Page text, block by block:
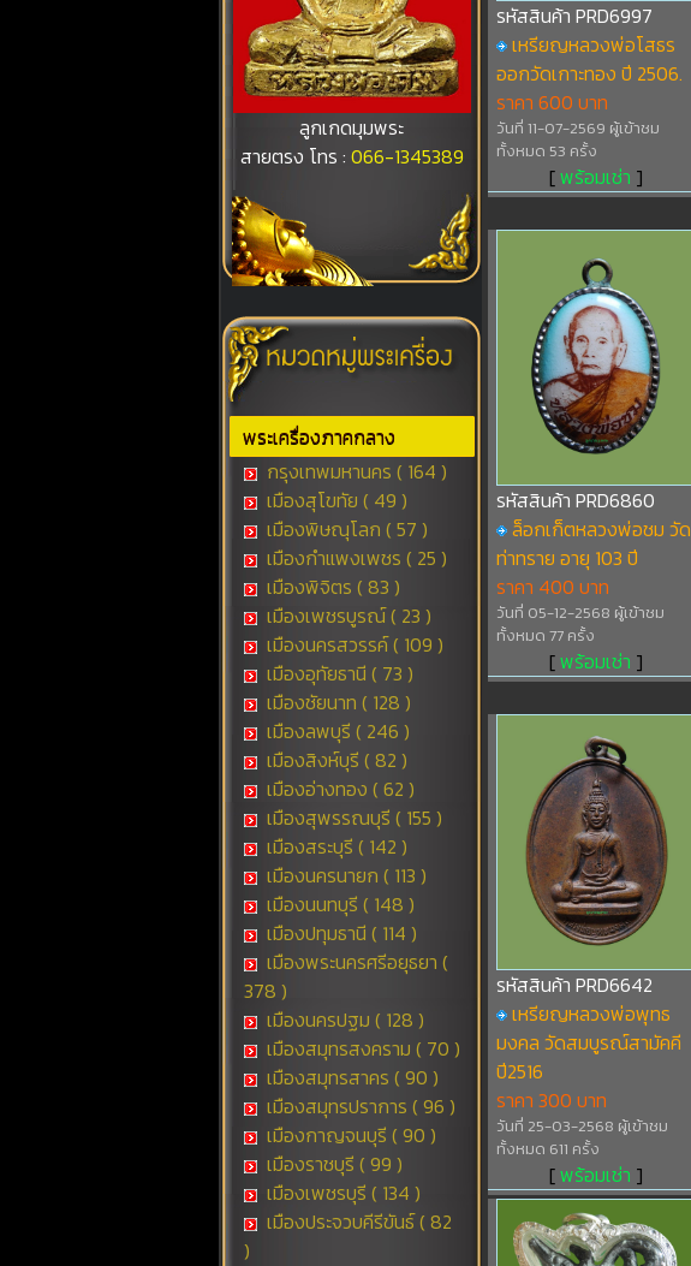
ลูกเกดมุมพระ
สายตรง โทร : 066-1345389
พระเครื่องภาคกลาง
กรุงเทพมหานคร ( 164 )
เมืองสุโขทัย ( 49 )
เมืองพิษณุโลก ( 57 )
เมืองกำแพงเพชร ( 25 )
เมืองพิจิตร ( 83 )
เมืองเพชรบูรณ์ ( 23 )
เมืองนครสวรรค์ ( 109 )
เมืองอุทัยธานี ( 73 )
เมืองชัยนาท ( 128 )
เมืองลพบุรี ( 246 )
เมืองสิงห์บุรี ( 82 )
เมืองอ่างทอง ( 62 )
เมืองสุพรรณบุรี ( 155 )
เมืองสระบุรี ( 142 )
เมืองนครนายก ( 113 )
เมืองนนทบุรี ( 148 )
เมืองปทุมธานี ( 114 )
เมืองพระนครศรีอยุธยา (
378 )
เมืองนครปฐม ( 128 )
เมืองสมุทรสงคราม ( 70 )
เมืองสมุทรสาคร ( 90 )
เมืองสมุทรปราการ ( 96 )
เมืองกาญจนบุรี ( 90 )
เมืองราชบุรี ( 99 )
เมืองเพชรบุรี ( 134 )
เมืองประจวบคีรีขันธ์ ( 82
)
รหัสสินค้า PRD6997
เหรียญหลวงพ่อโสธร
ออกวัดเกาะทอง ปี 2506.
ราคา 600 บาท
วันที่ 11-07-2569 ผู้เข้าชม
ทั้งหมด 53 ครั้ง
[พร้อมเช่า ]
รหัสสินค้า PRD6860
ล็อกเก็ตหลวงพ่อชม วัด
ท่าทราย อายุ 103 ปี
ราคา 400 บาท
วันที่ 05-12-2568 ผู้เข้าชม
ทั้งหมด 77 ครั้ง
[พร้อมเช่า ]
รหัสสินค้า PRD6642
เหรียญหลวงพ่อพุทธ
มงคล วัดสมบูรณ์สามัคคี
ปี2516
ราคา 300 บาท
วันที่ 25-03-2568 ผู้เข้าชม
ทั้งหมด 611 ครั้ง
[พร้อมเช่า ]